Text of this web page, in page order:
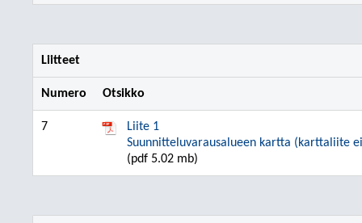
Liitteet
Numero Otsikko
7
Liite 1
Suunnitteluvarausalueen kartta (karttaliite
(pdf 5.02 mb)